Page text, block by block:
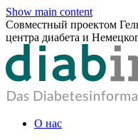
Show main content
Совместный проектом
центра диабета и
О нас